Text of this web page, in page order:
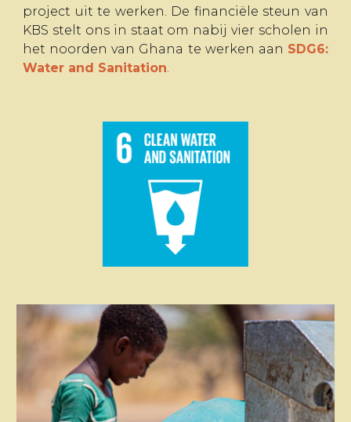
project uit te werken. De financiële steun van
KBS stelt ons in staat om nabij vier scholen in
het noorden van Ghana te werken aan SDG6:
Water and Sanitation.